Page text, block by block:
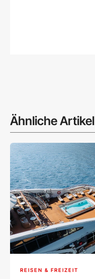
Ähnliche Artikel
REISEN & FREIZEIT